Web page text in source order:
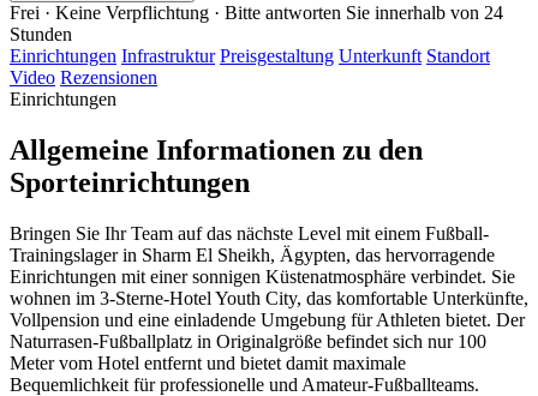
Frei · Keine Verpflichtung · Bitte antworten Sie innerhalb von 24
Stunden
Einrichtungen Infrastruktur Preisgestaltung Unterkunft Standort
Video Rezensionen
Einrichtungen
Allgemeine Informationen zu den
Sporteinrichtungen
Bringen Sie Ihr Team auf das nächste Level mit einem Fußball-
Trainingslager in Sharm El Sheikh, Ägypten, das hervorragende
Einrichtungen mit einer sonnigen Küstenatmosphäre verbindet. Sie
wohnen im 3-Sterne-Hotel Youth City, das komfortable Unterkünfte,
Vollpension und eine einladende Umgebung für Athleten bietet. Der
Naturrasen-Fußballplatz in Originalgröße befindet sich nur 100
Meter vom Hotel entfernt und bietet damit maximale
Bequemlichkeit für professionelle und Amateur-Fußballteams.